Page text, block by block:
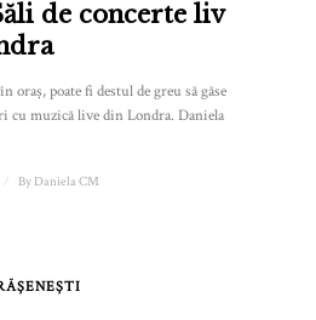
de concerte live
oraș, poate fi destul de greu să găsești cele
cu muzică live din Londra. Daniela CM te
By Daniela CM